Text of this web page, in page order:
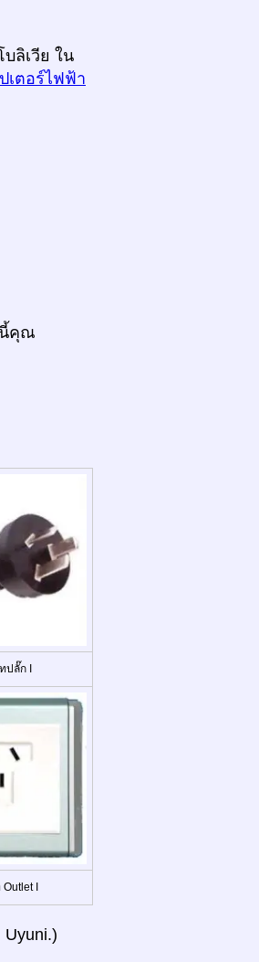
ลิเวีย ใน
เตอร์ไฟฟ้า
นี้คุณ
ปลั๊ก I
Outlet I